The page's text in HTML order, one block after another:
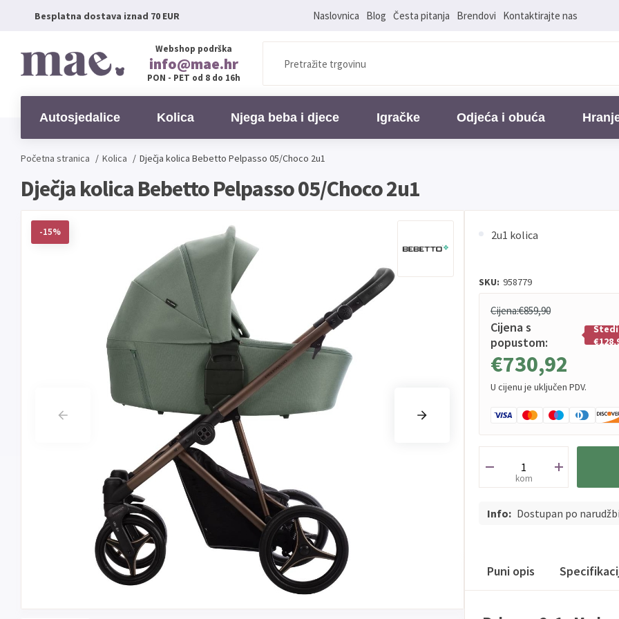
Besplatna dostava iznad 70 EUR Naslovnica Blog Česta pitanja Brendovi Kontaktirajte nas
Webshop podrška
info@mae.hr
PON - PET od 8 do 16h
Autosjedalice Kolica Njega beba i djece Igračke Odjeća i obuća
Početna stranica / Kolica / Dječja kolica Bebetto Pelpasso 05/Choco 2u1
Dječja kolica Bebetto Pelpasso 05/Choco 2u1
-15% 2u1 kolica
SKU: 958779
Cijena:€859,90
Cijena s
popustom:
€730,92
U cijenu je uključen PDV.
kom
Info: Dostupan po narudžbi
Puni opis